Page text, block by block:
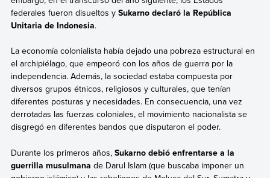
federales fueron disueltos y Sukarno declaró la República
Unitaria de Indonesia.
La economía colonialista había dejado una pobreza estructural en
el archipiélago, que empeoró con los años de guerra por la
independencia. Además, la sociedad estaba compuesta por
diversos grupos étnicos, religiosos y culturales, que tenían
diferentes posturas y necesidades. En consecuencia, una vez
derrotadas las fuerzas coloniales, el movimiento nacionalista se
disgregó en diferentes bandos que disputaron el poder.
Durante los primeros años,Sukarno debió enfrentarse a la
guerrilla musulmana de Darul Islam (que buscaba imponer un